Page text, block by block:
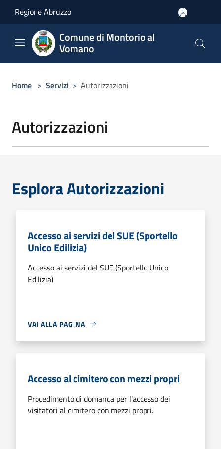
Regione Abruzzo
Comune di Montorio al
Vomano
Home > Servizi > Autorizzazioni
Autorizzazioni
Esplora Autorizzazioni
Accesso ai servizi del SUE (Sportello
Unico Edilizia)
Accesso ai servizi del SUE (Sportello Unico
Edilizia)
VAI ALLA PAGINA
Accesso al cimitero con mezzi propri
Procedimento di domanda per l'accesso dei
visitatori al cimitero con mezzi propri.